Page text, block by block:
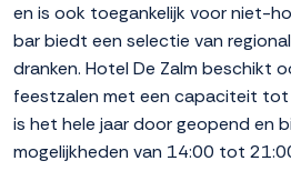
en is ook toegankelijk voor niet-
bar biedt een selectie van
dranken. Hotel De Zalm beschikt
feestzalen met een capaciteit
is het hele jaar door geopend en
mogelijkheden van 14:00 tot